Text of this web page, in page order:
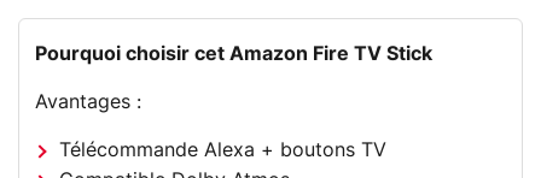
Pourquoi choisir cet Amazon Fire TV Stick
Avantages :
Télécommande Alexa + boutons TV